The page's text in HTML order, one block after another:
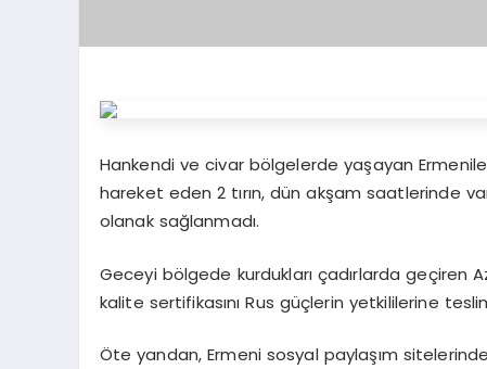
Hankendi ve civar bölgelerde yaşayan
hareket eden 2 tırın, dün akşam saatlerinde
olanak sağlanmadı.
Geceyi bölgede kurdukları çadırlarda geçiren
kalite sertifikasını Rus güçlerin yetkililerine
Öte yandan, Ermeni sosyal paylaşım